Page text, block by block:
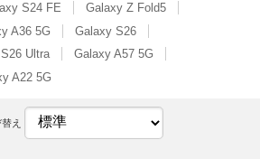
S24 FE
Galaxy Z Fold5
A36 5G
Galaxy S26
Ultra
Galaxy A57 5G
A22 5G
え